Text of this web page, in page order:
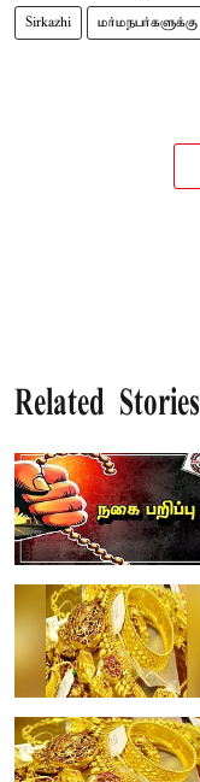
Sirkazhi
Related Stories